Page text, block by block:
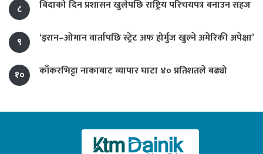
८ बिदाको दिन प्रशासन खुलेपछि राष्ट्रिय परिचयपत्र बनाउन सहज
९ ‘इरान–ओमान वार्तापछि स्ट्रेट अफ होर्मुज खुल्ने अमेरिकी अपेक्षा’
१० काँकरभिट्टा नाकाबाट व्यापार घाटा ४० प्रतिशतले बढ्यो